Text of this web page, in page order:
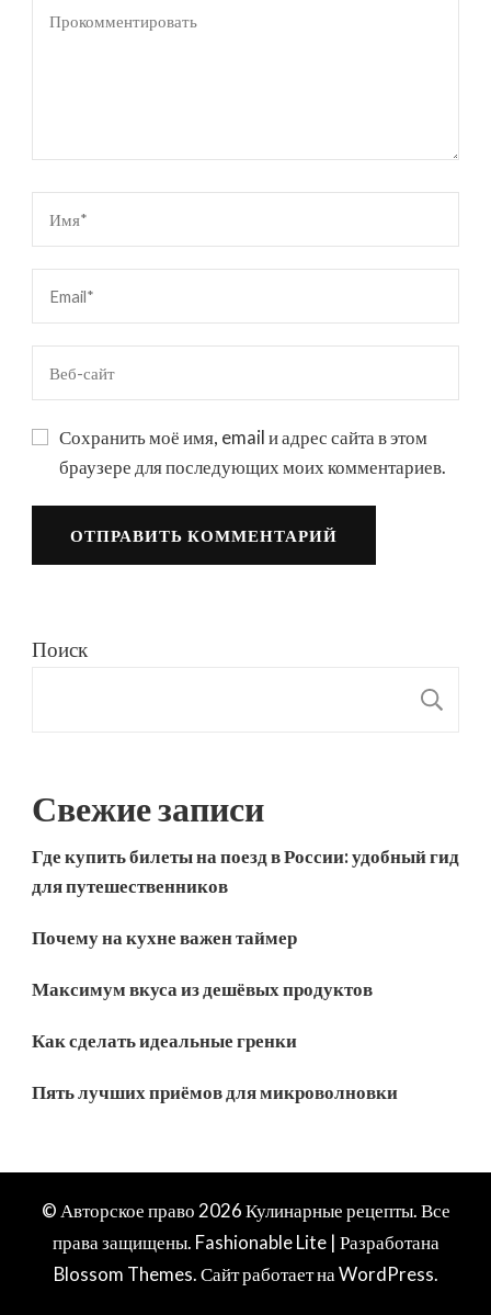
Сохранить моё имя, email и адрес сайта в этом
браузере для последующих моих комментариев.
Поиск
Свежие записи
Где купить билеты на поезд в России: удобный гид
для путешественников
Почему на кухне важен таймер
Максимум вкуса из дешёвых продуктов
Как сделать идеальные гренки
Пять лучших приёмов для микроволновки
© Авторское право 2026Кулинарные рецепты. Все
права защищены. Fashionable Lite | Разработана
Blossom Themes. Сайт работает наWordPress.